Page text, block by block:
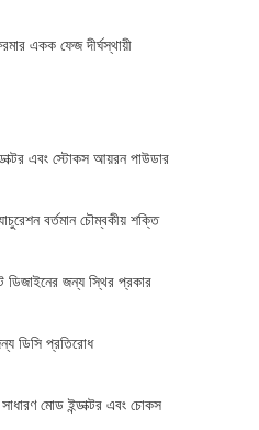
একক ফেজ দীর্ঘস্থায়ী
এবং স্টোকস আয়রন পাউডার
বর্তমান চৌম্বকীয় শক্তি
ডিজাইনের জন্য স্থির প্রকার
ডিসি প্রতিরোধ
মোড ইন্ডাক্টর এবং চোকস